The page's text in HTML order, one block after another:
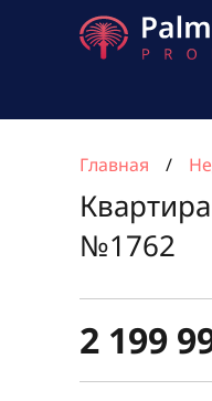
Главная
№1762
2 199